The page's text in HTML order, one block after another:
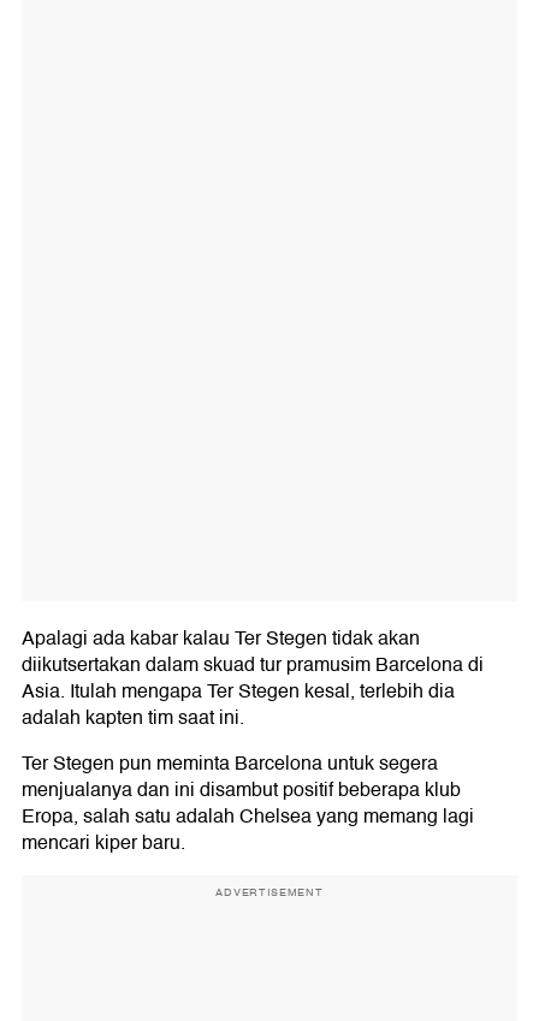
Apalagi ada kabar kalau Ter Stegen tidak akan
diikutsertakan dalam skuad tur pramusim Barcelona di
Asia. Itulah mengapa Ter Stegen kesal, terlebih dia
adalah kapten tim saat ini.
Ter Stegen pun meminta Barcelona untuk segera
menjualanya dan ini disambut positif beberapa klub
Eropa, salah satu adalah Chelsea yang memang lagi
mencari kiper baru.
ADVERTISEMENT